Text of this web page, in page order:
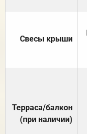
Свесы крыши
Терраса/балкон
(при наличии)